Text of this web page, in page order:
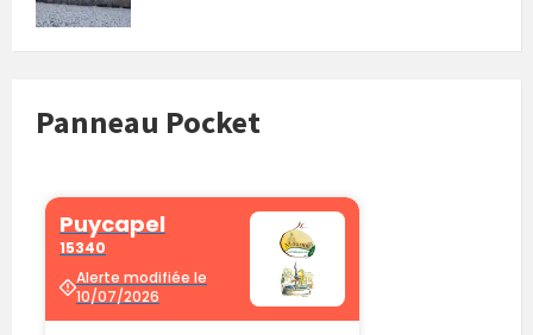
Panneau Pocket